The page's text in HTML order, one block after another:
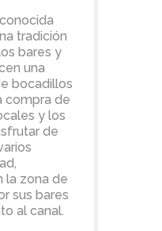
tradición
bares y
una
bocadillos
compra de
y los
de
la zona de
sus bares
al canal.